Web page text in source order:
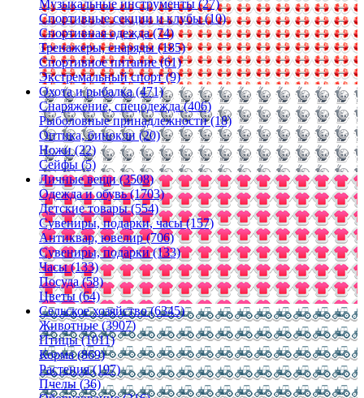
Музыкальные инструменты (27)
Спортивные секции и клубы (10)
Спортивная одежда (74)
Тренажеры, снаряды (185)
Спортивное питание (61)
Экстремальный спорт (9)
Охота и рыбалка (471)
Снаряжение, спецодежда (406)
Рыболовные принадлежности (18)
Оптика, бинокли (20)
Ножи (22)
Сейфы (5)
Личные вещи (3508)
Одежда и обувь (1703)
Детские товары (554)
Сувениры, подарки, часы (157)
Антиквар, ювелир (706)
Сувениры, подарки (133)
Часы (133)
Посуда (58)
Цветы (64)
Сельское хозяйство (6345)
Животные (3907)
Птицы (1011)
Корма (869)
Растения (197)
Пчелы (36)